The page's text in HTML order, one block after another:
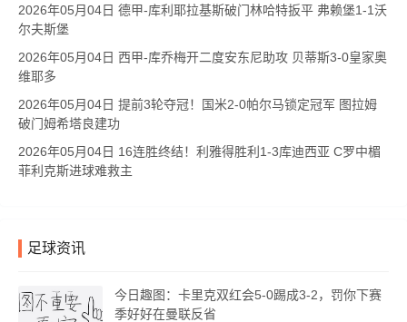
2026年05月04日 德甲-库利耶拉基斯破门林哈特扳平 弗赖堡1-1沃
尔夫斯堡
2026年05月04日 西甲-库乔梅开二度安东尼助攻 贝蒂斯3-0皇家奥
维耶多
2026年05月04日 提前3轮夺冠！国米2-0帕尔马锁定冠军 图拉姆
破门姆希塔良建功
2026年05月04日 16连胜终结！利雅得胜利1-3库迪西亚 C罗中楣
菲利克斯进球难救主
足球资讯
今日趣图：卡里克双红会5-0踢成3-2，罚你下赛
季好好在曼联反省